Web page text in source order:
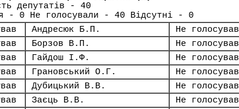
депутатів - 40
- 0 Не голосували - 40 Відсутні - 0
Андресюк Б.П.
Не голосував
Борзов В.П.
Не голосував
Гайдош І.Ф.
Не голосував
Грановський О.Г.
Не голосував
Дубицький В.В.
Не голосував
Заєць В.В.
Не голосував